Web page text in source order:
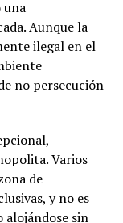
una
Aunque la
ilegal en el
no persecución
Varios
de
y no es
alojándose sin